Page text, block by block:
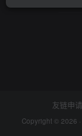
友链申请
Copyright © 2026 ·